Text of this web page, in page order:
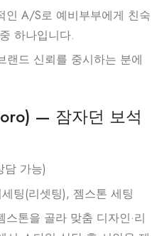
인 A/S로 예비부부에게 친숙
하나입니다.
랜드 신뢰를 중시하는 분에
— 잠자던 보석
담 가능)
팅(리셋팅), 젬스톤 세팅
톤을 골라 맞춤 디자인·리